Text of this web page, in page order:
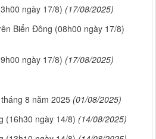
ngày 17/8) (17/08/2025)
Biển Đông (08h00 ngày 17/8)
ngày 17/8) (17/08/2025)
8 năm 2025 (01/08/2025)
(16h30 ngày 14/8) (14/08/2025)